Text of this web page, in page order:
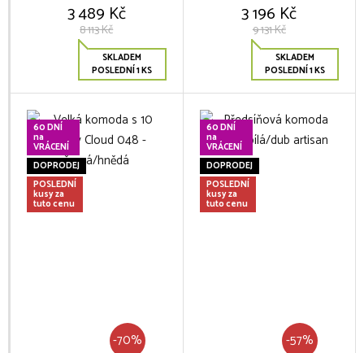
3 489 Kč
8 113 Kč
SKLADEM
POSLEDNÍ 1 KS
3 196 Kč
9 131 Kč
SKLADEM
POSLEDNÍ 1 KS
60 DNÍ
na
VRÁCENÍ
DOPRODEJ
POSLEDNÍ
kusy za
tuto cenu
-70%
60 DNÍ
na
VRÁCENÍ
DOPRODEJ
POSLEDNÍ
kusy za
tuto cenu
-57%